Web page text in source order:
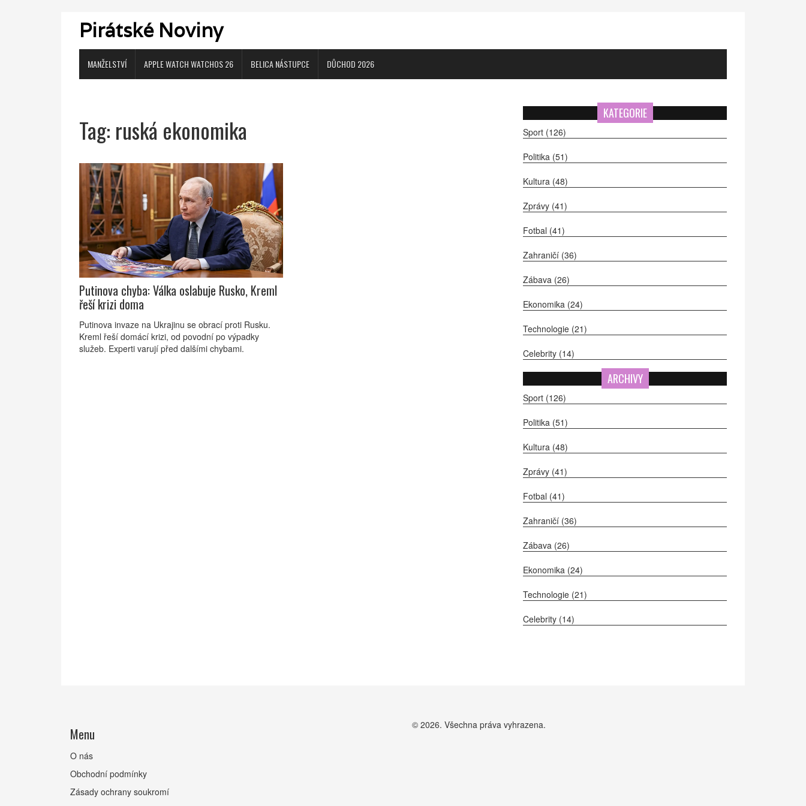
Pirátské Noviny
MANŽELSTVÍ APPLE WATCH WATCHOS 26 BELICA NÁSTUPCE DŮCHOD 2026
Tag: ruská ekonomika
Putinova chyba: Válka oslabuje Rusko, Kreml
řeší krizi doma
Putinova invaze na Ukrajinu se obrací proti Rusku.
Kreml řeší domácí krizi, od povodní po výpadky
služeb. Experti varují před dalšími chybami.
KATEGORIE
Sport (126)
Politika (51)
Kultura (48)
Zprávy (41)
Fotbal (41)
Zahraničí (36)
Zábava (26)
Ekonomika (24)
Technologie (21)
Celebrity (14)
ARCHIVY
Sport (126)
Politika (51)
Kultura (48)
Zprávy (41)
Fotbal (41)
Zahraničí (36)
Zábava (26)
Ekonomika (24)
Technologie (21)
Celebrity (14)
Menu
O nás
Obchodní podmínky
Zásady ochrany soukromí
© 2026. Všechna práva vyhrazena.